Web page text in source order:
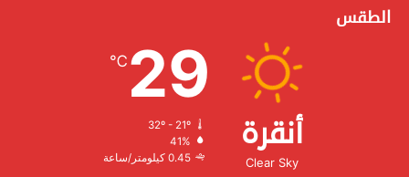
الطقس
أنقرة
Clear Sky
29
℃
32º - 21º
الرطوبة:
الرياح:0.45 كيلومتر/ساعة